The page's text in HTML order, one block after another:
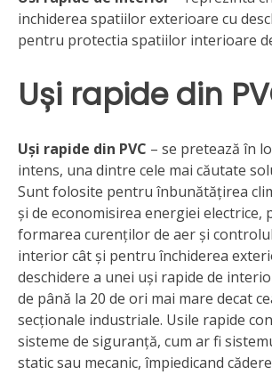
inchiderea spatiilor exterioare cu
pentru protectia spatiilor interioare
Uși rapide din
Uși rapide din PVC – se pretează în
intens, una dintre cele mai căutate
Sunt folosite pentru înbunătățirea
și de economisirea energiei electrice,
formarea curenților de aer și
interior cât și pentru închiderea
deschidere a unei uși rapide de
de până la 20 de ori mai mare decat
secționale industriale. Usile rapide
sisteme de siguranță, cum ar fi
static sau mecanic, împiedicand